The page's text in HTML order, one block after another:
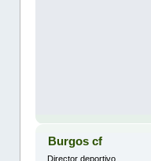
Burgos cf
Director deportivo